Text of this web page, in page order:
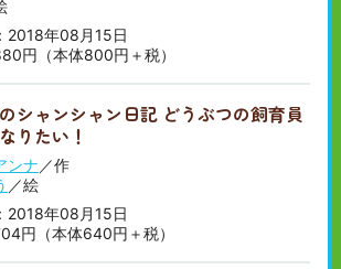
2018年08月15日
円（本体800円＋税）
シャンシャン日記 どうぶつの飼育員
りたい！
ナ ／作
／絵
2018年08月15日
円（本体640円＋税）